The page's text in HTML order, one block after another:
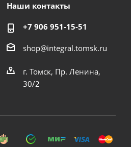
Наши контакты
+7 906 951-15-51
shop@integral.tomsk.ru
г. Томск, Пр. Ленина,
30/2